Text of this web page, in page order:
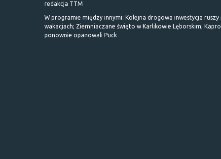
redakcja TTM
W programie między innymi: Kolejna drogowa inwestycja ruszy
wakacjach; Ziemniaczane święto w Karlikowie Lęborskim;
ponownie opanowali Puck